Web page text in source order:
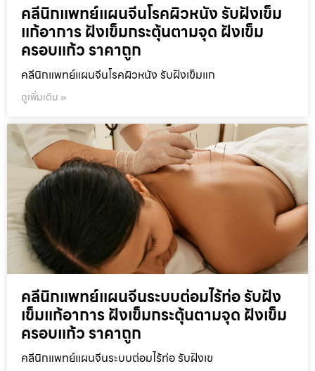
คลีนิกแพทย์แผนจีนโรคผิวหนัง รับฝังเข็ม
แก้อาการ ฝังเข็มกระตุ้นตามจุด ฝังเข็ม
ครอบแก้ว ราคาถูก
คลีนิกแพทย์แผนจีนโรคผิวหนัง รับฝังเข็มแก
ดูเพิ่มเติม »
คลีนิกแพทย์แผนจีนระบบต่อมไร้ท่อ รับฝัง
เข็มแก้อาการ ฝังเข็มกระตุ้นตามจุด ฝังเข็ม
ครอบแก้ว ราคาถูก
คลีนิกแพทย์แผนจีนระบบต่อมไร้ท่อ รับฝังเข